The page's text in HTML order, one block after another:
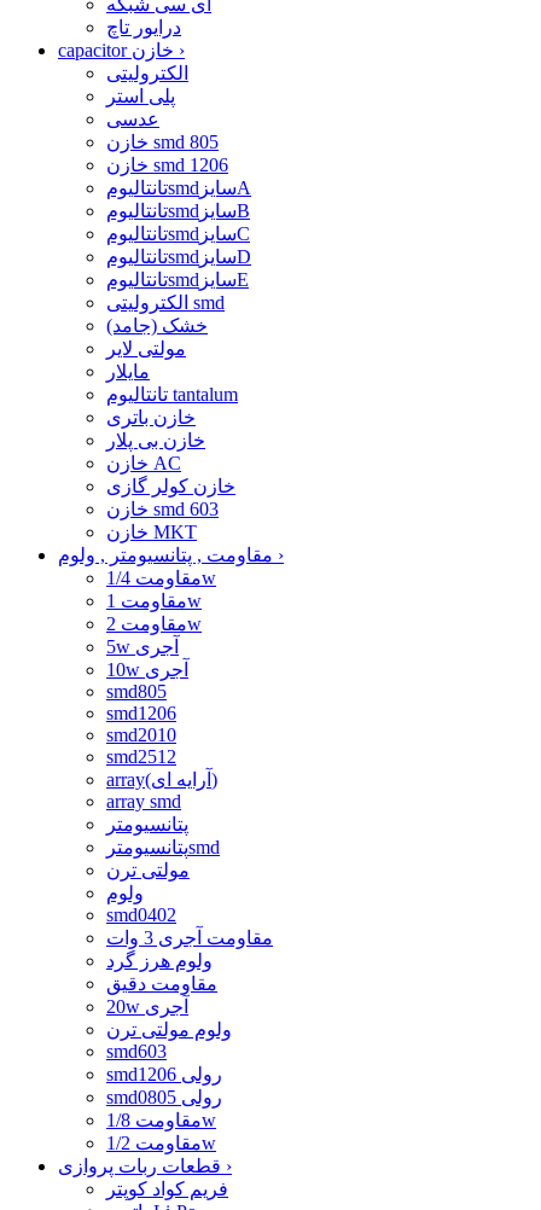
آی سی شبکه
درایور تاچ
›
الکترولیتی
پلی استر
عدسی
خازن smd 805
خازن smd 1206
تانتالیومsmdسایزA
تانتالیومsmdسایزB
تانتالیومsmdسایزC
تانتالیومsmdسایزD
تانتالیومsmdسایزE
الکترولیتی smd
خشک (جامد)
مولتی لایر
مایلار
تانتالیوم tantalum
خازن باتری
خازن بی پلار
خازن AC
خازن کولر گازی
خازن smd 603
خازن MKT
›
مقاومت 1/4w
مقاومت 1w
مقاومت 2w
5w آجری
10w آجری
smd805
smd1206
smd2010
smd2512
array(آرایه ای)
array smd
پتانسیومتر
پتانسیومترsmd
مولتی ترن
ولوم
smd0402
مقاومت آجری 3 وات
ولوم هرز گرد
مقاومت دقیق
20w آجری
ولوم مولتی ترن
smd603
smd1206 رولی
smd0805 رولی
مقاومت 1/8w
مقاومت 1/2w
›
فریم کواد کوپتر